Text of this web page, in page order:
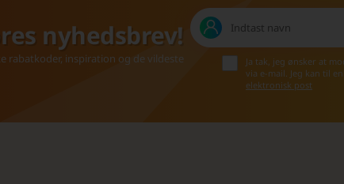
nyhedsbrev!
rabatkoder, inspiration og de vildeste
Ja tak, jeg ønsker at
via e-mail. Jeg kan til
elektronisk post